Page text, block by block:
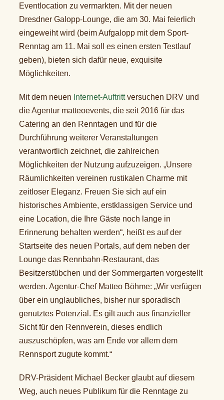
Eventlocation zu vermarkten. Mit der neuen
Dresdner Galopp-Lounge, die am 30. Mai feierlich
eingeweiht wird (beim Aufgalopp mit dem Sport-
Renntag am 11. Mai soll es einen ersten Testlauf
geben), bieten sich dafür neue, exquisite
Möglichkeiten.
Mit dem neuen Internet-Auftrittversuchen DRV und
die Agentur matteoevents, die seit 2016 für das
Catering an den Renntagen und für die
Durchführung weiterer Veranstaltungen
verantwortlich zeichnet, die zahlreichen
Möglichkeiten der Nutzung aufzuzeigen. „Unsere
Räumlichkeiten vereinen rustikalen Charme mit
zeitloser Eleganz. Freuen Sie sich auf ein
historisches Ambiente, erstklassigen Service und
eine Location, die Ihre Gäste noch lange in
Erinnerung behalten werden“, heißt es auf der
Startseite des neuen Portals, auf dem neben der
Lounge das Rennbahn-Restaurant, das
Besitzerstübchen und der Sommergarten vorgestellt
werden. Agentur-Chef Matteo Böhme: „Wir verfügen
über ein unglaubliches, bisher nur sporadisch
genutztes Potenzial. Es gilt auch aus finanzieller
Sicht für den Rennverein, dieses endlich
auszuschöpfen, was am Ende vor allem dem
Rennsport zugute kommt.“
DRV-Präsident Michael Becker glaubt auf diesem
Weg, auch neues Publikum für die Renntage zu